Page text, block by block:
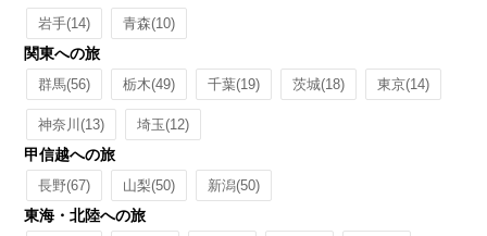
岩手(14) 青森(10)
関東への旅
群馬(56) 栃木(49) 千葉(19) 茨城(18) 東京(14)
神奈川(13) 埼玉(12)
甲信越への旅
長野(67) 山梨(50) 新潟(50)
東海・北陸への旅